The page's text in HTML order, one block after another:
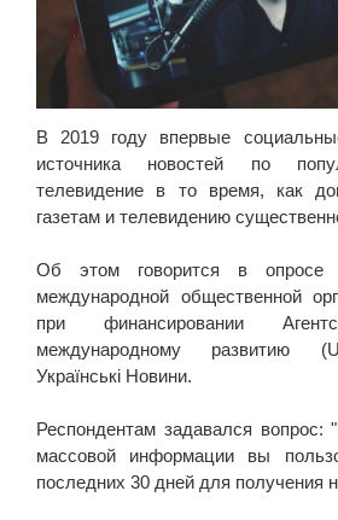
В 2019 году впервые
источника новостей по
телевидение в то время, как
газетам и телевидению
Об этом говорится в опросе
международной общественной
при финансировании
международному развитию
Українські Новини.
Респондентам задавался вопрос:
массовой информации вы
последних 30 дней для получения